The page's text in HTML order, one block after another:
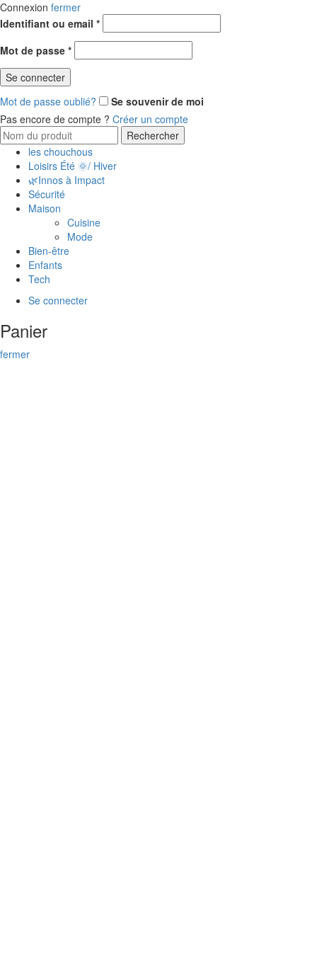
Connexion fermer
Identifiant ou email *
Mot de passe *
Se connecter
Mot de passe oublié?
Se souvenir de moi
Pas encore de compte ? Créer un compte
Search for:
Rechercher
les chouchous
Loisirs Été 🌞/ Hiver
🌿Innos à Impact
Sécurité
Maison
Cuisine
Mode
Bien-être
Enfants
Tech
Se connecter
Panier
fermer